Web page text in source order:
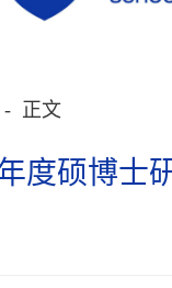
- 正文
度硕博士